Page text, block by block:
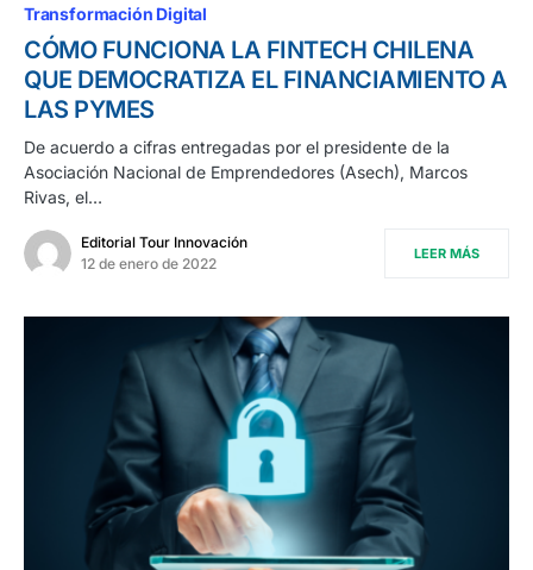
Transformación Digital
CÓMO FUNCIONA LA FINTECH CHILENA
QUE DEMOCRATIZA EL FINANCIAMIENTO A
LAS PYMES
De acuerdo a cifras entregadas por el presidente de la
Asociación Nacional de Emprendedores (Asech), Marcos
Rivas, el…
Editorial Tour Innovación
12 de enero de 2022
LEER MÁS